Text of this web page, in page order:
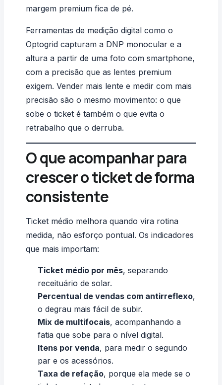
margem premium fica de pé.
Ferramentas de medição digital como o
Optogrid capturam a DNP monocular e a
altura a partir de uma foto com smartphone,
com a precisão que as lentes premium
exigem. Vender mais lente e medir com mais
precisão são o mesmo movimento: o que
sobe o ticket é também o que evita o
retrabalho que o derruba.
O que acompanhar para
crescer o ticket de forma
consistente
Ticket médio melhora quando vira rotina
medida, não esforço pontual. Os indicadores
que mais importam:
Ticket médio por mês, separando
receituário de solar.
Percentual de vendas com antirreflexo,
o degrau mais fácil de subir.
Mix de multifocais, acompanhando a
fatia que sobe para o nível digital.
Itens por venda, para medir o segundo
par e os acessórios.
Taxa de refação, porque ela mede se o